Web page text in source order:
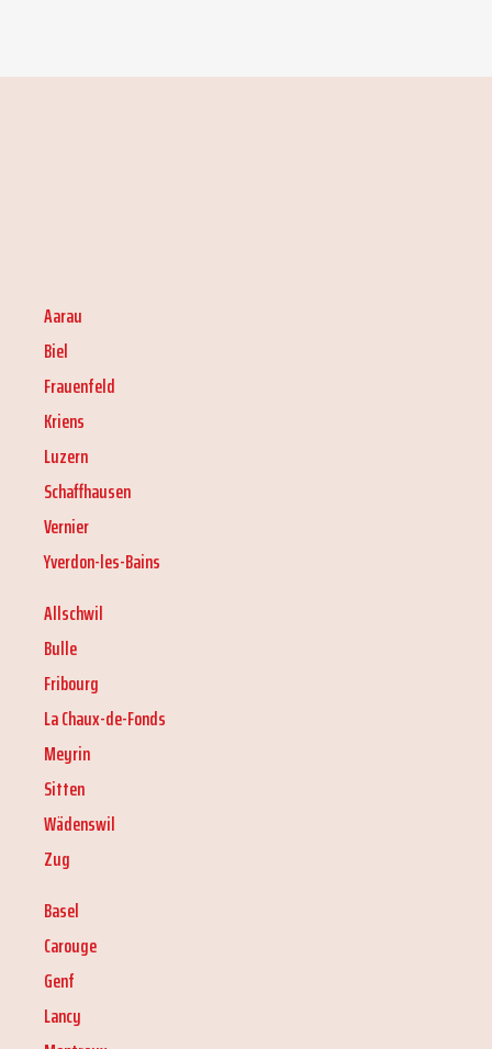
Aarau
Biel
Frauenfeld
Kriens
Luzern
Schaffhausen
Vernier
Yverdon-les-Bains
Allschwil
Bulle
Fribourg
La Chaux-de-Fonds
Meyrin
Sitten
Wädenswil
Zug
Basel
Carouge
Genf
Lancy